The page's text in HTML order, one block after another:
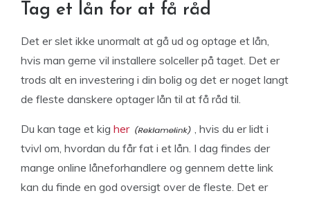
Tag et lån for at få råd
Det er slet ikke unormalt at gå ud og optage et lån,
hvis man gerne vil installere solceller på taget. Det er
trods alt en investering i din bolig og det er noget langt
de fleste danskere optager lån til at få råd til.
Du kan tage et kig her
, hvis du er lidt i
tvivl om, hvordan du får fat i et lån. I dag findes der
mange online låneforhandlere og gennem dette link
kan du finde en god oversigt over de fleste. Det er